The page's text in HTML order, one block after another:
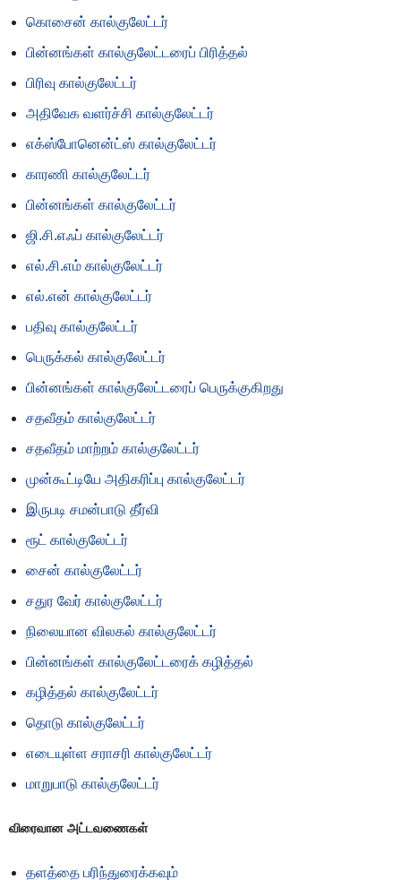
கொசைன் கால்குலேட்டர்
பின்னங்கள் கால்குலேட்டரைப் பிரித்தல்
பிரிவு கால்குலேட்டர்
அதிவேக வளர்ச்சி கால்குலேட்டர்
எக்ஸ்போனென்ட்ஸ் கால்குலேட்டர்
காரணி கால்குலேட்டர்
பின்னங்கள் கால்குலேட்டர்
ஜி.சி.எஃப் கால்குலேட்டர்
எல்.சி.எம் கால்குலேட்டர்
எல்.என் கால்குலேட்டர்
பதிவு கால்குலேட்டர்
பெருக்கல் கால்குலேட்டர்
பின்னங்கள் கால்குலேட்டரைப் பெருக்குகிறது
சதவீதம் கால்குலேட்டர்
சதவீதம் மாற்றம் கால்குலேட்டர்
முன்கூட்டியே அதிகரிப்பு கால்குலேட்டர்
இருபடி சமன்பாடு தீர்வி
ரூட் கால்குலேட்டர்
சைன் கால்குலேட்டர்
சதுர வேர் கால்குலேட்டர்
நிலையான விலகல் கால்குலேட்டர்
பின்னங்கள் கால்குலேட்டரைக் கழித்தல்
கழித்தல் கால்குலேட்டர்
தொடு கால்குலேட்டர்
எடையுள்ள சராசரி கால்குலேட்டர்
மாறுபாடு கால்குலேட்டர்
விரைவான அட்டவணைகள்
தளத்தை பரிந்துரைக்கவும்